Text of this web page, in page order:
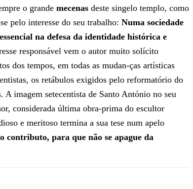
o grande mecenas deste singelo templo, como
pelo interesse do seu trabalho: Numa sociedade
na defesa da identidade histórica e
responsável vem o autor muito solícito
dos tempos, em todas as mudan-ças artísticas
os retábulos exigidos pelo reformatório do
imagem setecentista de Santo António no seu
considerada última obra-prima do escultor
e meritoso termina a sua tese num apelo
para que não se apague da